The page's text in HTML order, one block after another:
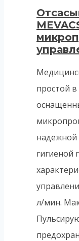
простой
надежной
гигиеной
л/мин.